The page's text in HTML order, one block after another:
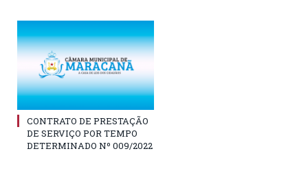
CONTRATO DE PRESTAÇÃO
DE SERVIÇO POR TEMPO
DETERMINADO Nº 009/2022